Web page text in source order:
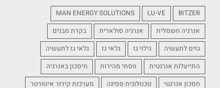
BITZER
LU-VE
MAN ENERGY SOLUTIONS
אנרגיה חשמלית
אנרגיה סולארית
בקרת מבנים
גזים לתעשיה
גילוי גז גלאי גז
גלאי גז לתעשיה
התייעלות אנרגטית
ווסתי מהירות
חיסכון באנרגיה
חסכון אנרגטי
טכנולוגית ספיגה
מערכות קירור אינוורטר